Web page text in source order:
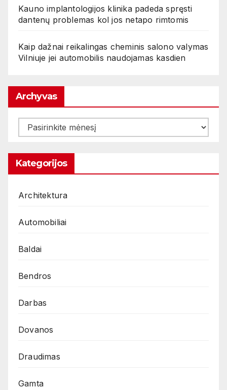
Kauno implantologijos klinika padeda spręsti
dantenų problemas kol jos netapo rimtomis
Kaip dažnai reikalingas cheminis salono valymas
Vilniuje jei automobilis naudojamas kasdien
Archyvas
Archyvas
Kategorijos
Architektura
Automobiliai
Baldai
Bendros
Darbas
Dovanos
Draudimas
Gamta